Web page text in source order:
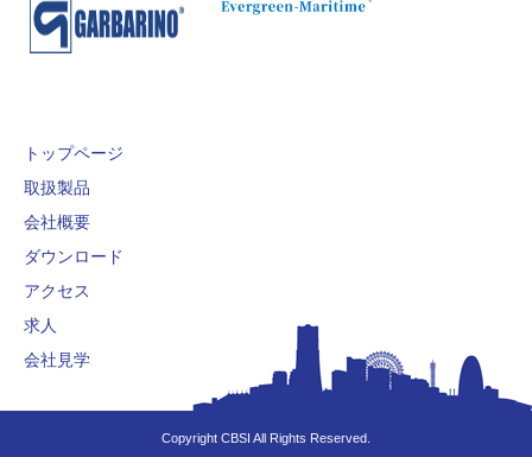
トップページ
取扱製品
会社概要
ダウンロード
アクセス
求人
会社見学
Copyright CBSI All Rights Reserved.